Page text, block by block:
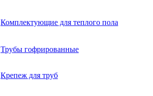
Комплектующие для теплого пола
Трубы гофрированные
Крепеж для труб